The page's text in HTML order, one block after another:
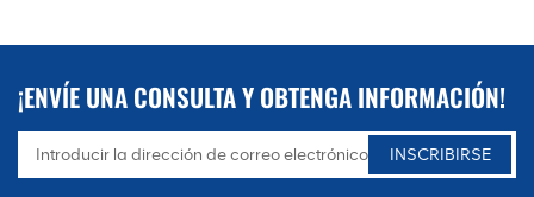
¡ENVÍE UNA CONSULTA Y OBTENGA INFORMACIÓN!